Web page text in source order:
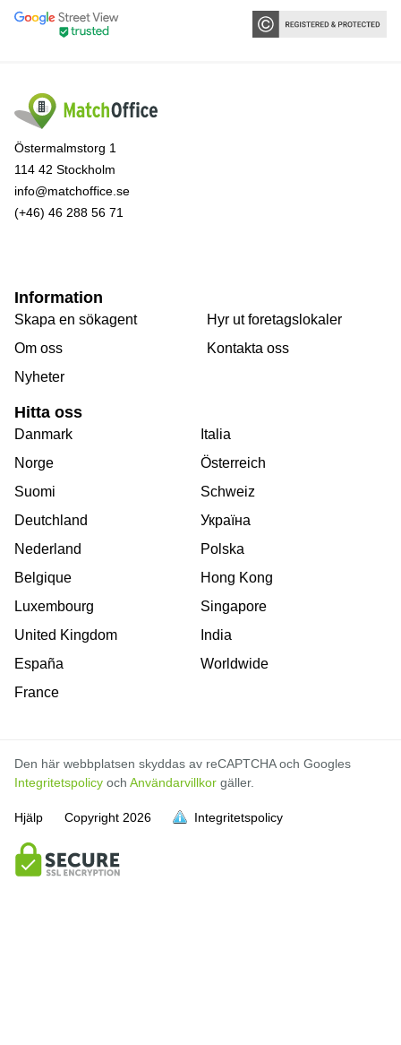
Östermalmstorg 1
114 42 Stockholm
info@matchoffice.se
(+46) 46 288 56 71
Information
Skapa en sökagent
Om oss
Nyheter
Hyr ut foretagslokaler
Kontakta oss
Hitta oss
Danmark
Norge
Suomi
Deutchland
Nederland
Belgique
Luxembourg
United Kingdom
España
France
Italia
Österreich
Schweiz
Україна
Polska
Hong Kong
Singapore
India
Worldwide
Den här webbplatsen skyddas av reCAPTCHA och Googles
Integritetspolicy och Användarvillkor gäller.
Hjälp Copyright 2026 Integritetspolicy